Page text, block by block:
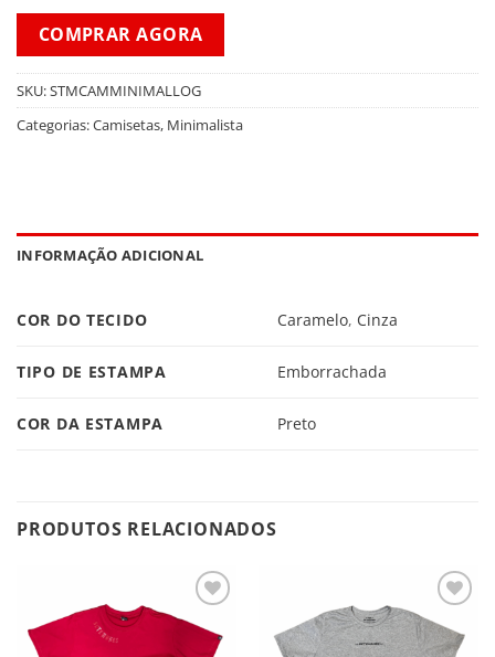
COMPRAR AGORA
SKU:STMCAMMINIMALLOG
Categorias:Camisetas, Minimalista
INFORMAÇÃO ADICIONAL
COR DO TECIDO Caramelo, Cinza
TIPO DE ESTAMPA Emborrachada
COR DA ESTAMPA Preto
PRODUTOS RELACIONADOS
Adicionar
à lista de
desejos
Adicionar
à lista de
desejos